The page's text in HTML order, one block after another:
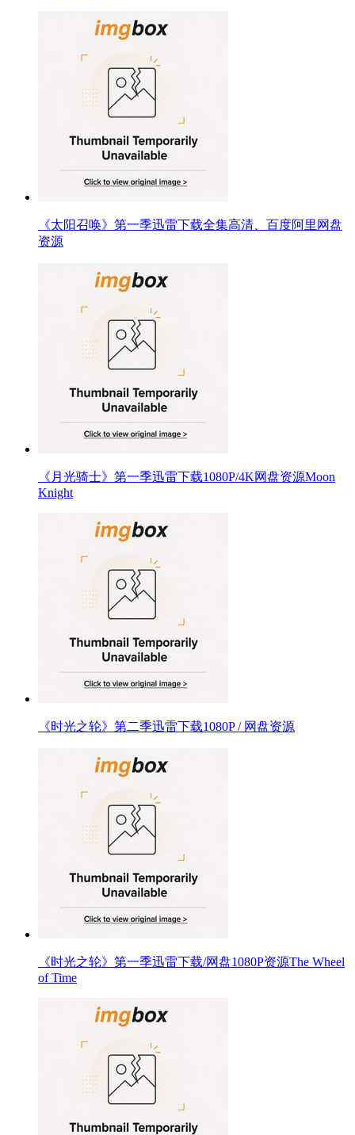
《太阳召唤》第一季迅雷下载全集高清、百度阿里网盘
资源
《月光骑士》第一季迅雷下载1080P/4K网盘资源Moon
Knight
《时光之轮》第二季迅雷下载1080P / 网盘资源
《时光之轮》第一季迅雷下载/网盘1080P资源The Wheel
of Time